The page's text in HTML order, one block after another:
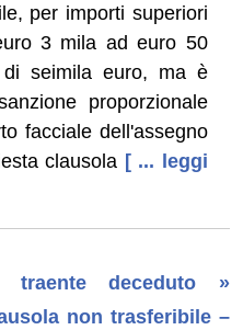
per importi superiori
3 mila ad euro 50
seimila euro, ma è
proporzionale
facciale dell'assegno
clausola [ ... leggi
traente deceduto »
non trasferibile –